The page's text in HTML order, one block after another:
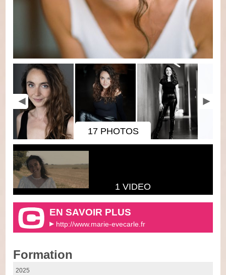
17 PHOTOS
1 VIDEO
EN SAVOIR PLUS
http://www.marie-evecarle.fr
Formation
2025